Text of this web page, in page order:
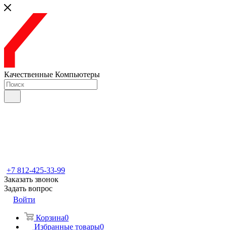
Качественные Компьютеры
+7 812-425-33-99
Заказать звонок
Задать вопрос
Войти
Корзина0
Избранные товары0